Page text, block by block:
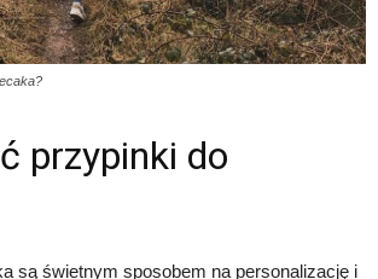
przypinki do
są świetnym sposobem na personalizację i